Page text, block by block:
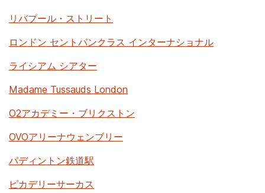
リバプール・ストリート
ロンドン セントパンクラス インターナショナル
ライシアム シアター
Madame Tussauds London
O2アカデミー・ブリクストン
OVOアリーナウェンブリー
パディントン鉄道駅
ピカデリーサーカス